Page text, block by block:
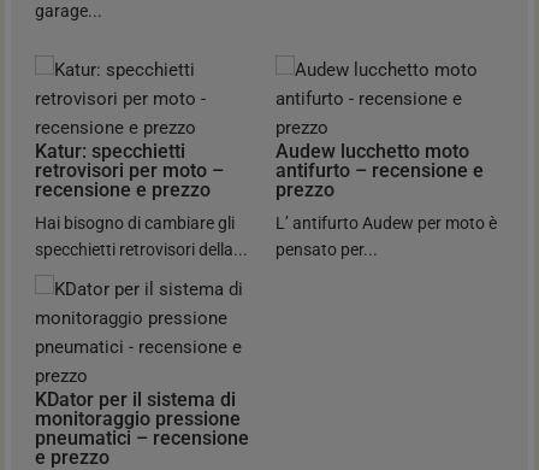
garage...
Katur: specchietti
retrovisori per moto –
recensione e prezzo
Hai bisogno di cambiare gli
specchietti retrovisori della...
Audew lucchetto moto
antifurto – recensione e
prezzo
L’ antifurto Audew per moto è
pensato per...
KDator per il sistema di
monitoraggio pressione
pneumatici – recensione
e prezzo